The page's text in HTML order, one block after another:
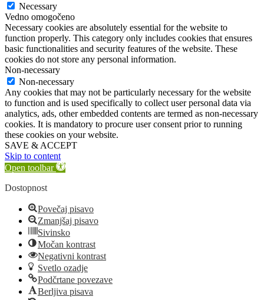
Necessary
Vedno omogočeno
Necessary cookies are absolutely essential for the website to
function properly. This category only includes cookies that ensures
basic functionalities and security features of the website. These
cookies do not store any personal information.
Non-necessary
Non-necessary
Any cookies that may not be particularly necessary for the website
to function and is used specifically to collect user personal data via
analytics, ads, other embedded contents are termed as non-necessary
cookies. It is mandatory to procure user consent prior to running
these cookies on your website.
SAVE & ACCEPT
Skip to content
Open toolbar
Dostopnost
Povečaj pisavo
Zmanjšaj pisavo
Sivinsko
Močan kontrast
Negativni kontrast
Svetlo ozadje
Podčrtane povezave
Berljiva pisava